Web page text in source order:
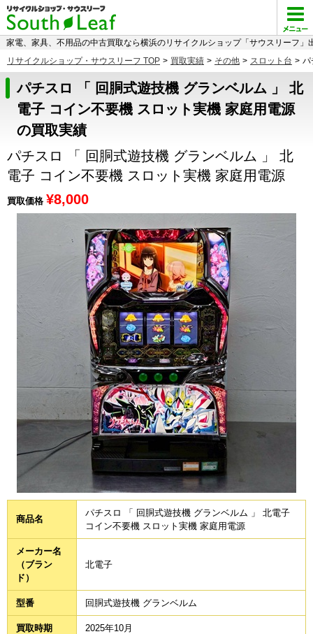
家電、家具、不用品の中古買取なら横浜のリサイクルショップ「サウスリーフ」
リサイクルショップ・サウスリーフ TOP > 買取実績 > その他 > スロット台 > パ
パチスロ 「 回胴式遊技機 グランベルム 」 北
電子 コイン不要機 スロット実機 家庭用電源
の買取実績
パチスロ 「 回胴式遊技機 グランベルム 」 北
電子 コイン不要機 スロット実機 家庭用電源
買取価格 ¥8,000
商品名
パチスロ 「 回胴式遊技機 グランベルム 」 北電子
コイン不要機 スロット実機 家庭用電源
メーカー名
（ブラン
ド）
北電子
型番 回胴式遊技機 グランベルム
買取時期 2025年10月